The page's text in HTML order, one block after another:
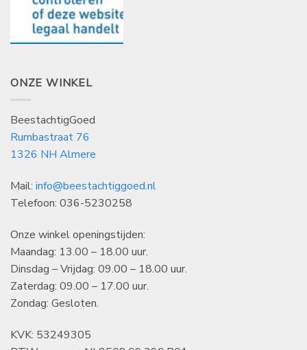
ONZE WINKEL
BeestachtigGoed
Rumbastraat 76
1326 NH Almere
Mail: info@beestachtiggoed.nl
Telefoon: 036-5230258
Onze winkel openingstijden:
Maandag: 13.00 – 18.00 uur.
Dinsdag – Vrijdag: 09.00 – 18.00 uur.
Zaterdag: 09.00 – 17.00 uur.
Zondag: Gesloten.
KVK: 53249305